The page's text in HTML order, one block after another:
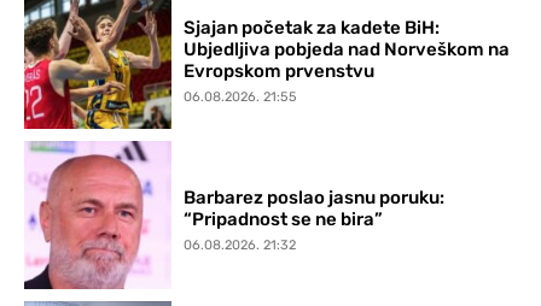
Sjajan početak za kadete BiH:
Ubjedljiva pobjeda nad Norveškom na
Evropskom prvenstvu
06.08.2026. 21:55
Barbarez poslao jasnu poruku:
“Pripadnost se ne bira”
06.08.2026. 21:32